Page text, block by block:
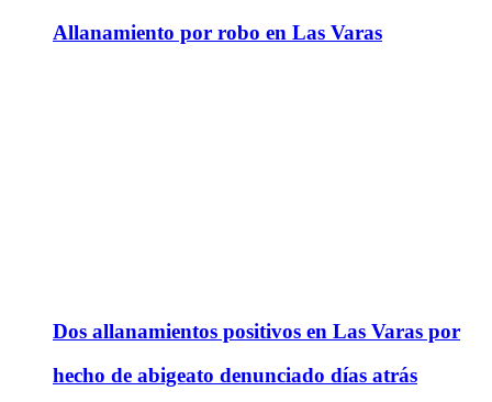
Allanamiento por robo en Las Varas
Dos allanamientos positivos en Las Varas por
hecho de abigeato denunciado días atrás